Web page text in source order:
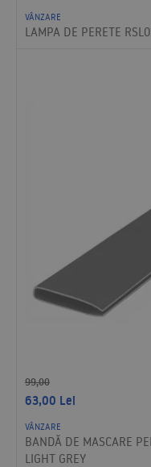
VÂNZARE
LAMPA DE PERETE
99,00
63,00 Lei
VÂNZARE
BANDĂ DE MASCARE
LIGHT GREY